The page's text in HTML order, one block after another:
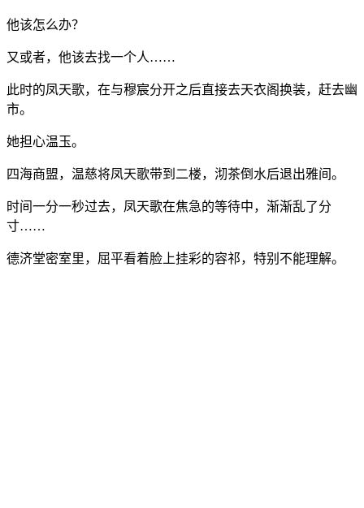
他该怎么办？
又或者，他该去找一个人……
此时的凤天歌，在与穆宸分开之后直接去天衣阁换装，赶去幽
市。
她担心温玉。
四海商盟，温慈将凤天歌带到二楼，沏茶倒水后退出雅间。
时间一分一秒过去，凤天歌在焦急的等待中，渐渐乱了分
寸……
德济堂密室里，屈平看着脸上挂彩的容祁，特别不能理解。